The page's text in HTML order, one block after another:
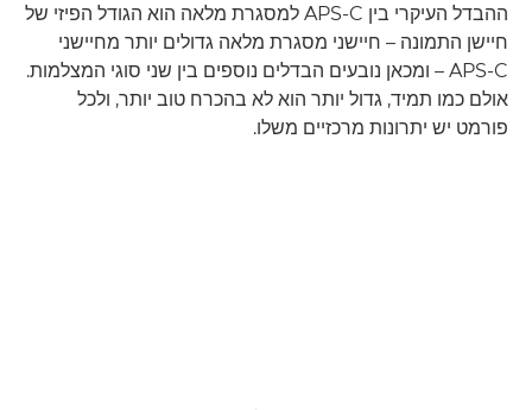
ההבדל העיקרי בין APS-C למסגרת מלאה הוא הגודל הפיזי של
חיישן התמונה – חיישני מסגרת מלאה גדולים יותר מחיישני
APS-C – ומכאן נובעים הבדלים נוספים בין שני סוגי המצלמות.
אולם כמו תמיד, גדול יותר הוא לא בהכרח טוב יותר, ולכל
פורמט יש יתרונות מרכזיים משלו.